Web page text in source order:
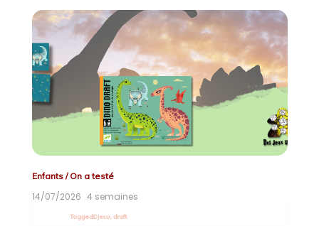
Enfants/On a testé
14/07/2026 4 semaines
Djeco,draft